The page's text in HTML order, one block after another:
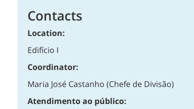
Contacts
Location:
Edifício I
Coordinator:
Maria José Castanho (Chefe de Divisão)
Atendimento ao público: